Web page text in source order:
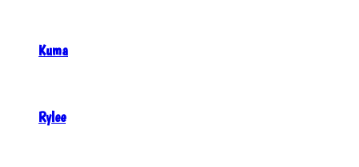
Kuma
Rylee